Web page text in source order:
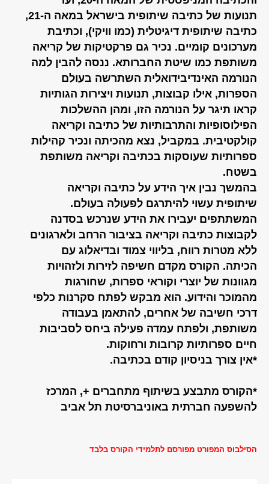
תנועות של כתיבה שיתופית בישראל במאה ה-21,
כתיבה שיתופית דיגיטלית (כמו וויקי), וכתיבת
מערכונים קומיים. נכיר גם פרקטיקות של קריאה
משותפת כמו שיטת החברותא. ננסה להבין למה
הנורמה האינדיבידואלית השתרשה בעולם
הספרות, אילו קבוצות, תנועות ויצירות הגותיות
קראו תיגר על הנורמה הזו, ומהן ההשלכות
הפילוסופיות והתרבותיות של כתיבה וקריאה
קולקטיבית. במקביל, נצא מהכיתה ונכיר קהילות
ספרותיות שעוסקות בכתיבה וקריאה משותפת
בשטח.
בהמשך נבין איך הידע על כתיבה וקריאה
שיתופית עשוי להיתרגם לפעולה בעולם.
המשתתפים יעבירו את הידע שנרכש בסדנה
לקבוצות כתיבה וקריאה בציבור הרחב ולארגונים
ללא מטרות רווח, בליווי צמוד ובדיאלוג עם
הכיתה. הקורס מקדם חשיפה לזירות ולזהויות
מגוונות של יוצרי וקוראי ספרות, שחורגות
מהמוכר והידוע. הוא מבקש לפתח סקרנות כלפי
דרכי חשיבה של אחרים, להתאמן בעבודה
משותפת, ולפתח עמדה פעילה ביחס לסביבות
חיים ספרותיות קרובות ורחוקות.
*אין צורך בניסיון קודם בכתיבה.
*הקורס מתבצע בשיתוף מתחברים +, המרכז
להשפעה חברתית באוניברסיטת תל אביב
הסילבוס המפורט מפורסם לתלמידי הקורס בלבד